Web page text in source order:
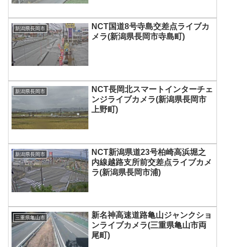
新潟県長岡市
NCT国道8号寺島交差点ライブカ
メラ(新潟県長岡市寺島町)
新潟県長岡市
NCT長岡北スマートインターチェ
ンジライブカメラ(新潟県長岡市
上野町)
新潟県長岡市
NCT新潟県道23号柏崎高浜堀之
内線越路支所前交差点ライブカメ
ラ(新潟県長岡市浦)
三重県亀山市
新名神高速道路亀山ジャンクショ
ンライブカメラ(三重県亀山市両
尾町)